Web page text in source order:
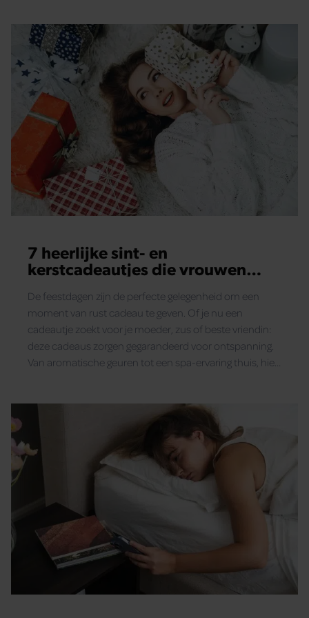
mag er zijn: een schoon huis én een leeg hoofd.
7 heerlijke sint- en
kerstcadeautjes die vrouwen
De feestdagen zijn de perfecte gelegenheid om een
moment van rust cadeau te geven. Of je nu een
cadeautje zoekt voor je moeder, zus of beste vriendin:
deze cadeaus zorgen gegarandeerd voor ontspanning.
Van aromatische geuren tot een spa-ervaring thuis, hier